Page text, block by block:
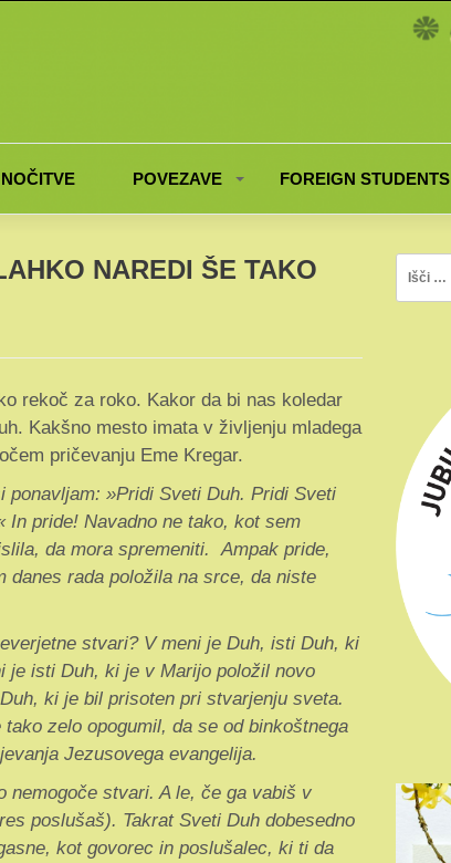
NOČITVE POVEZAVE FOREIGN STUDENTS
NAREDI ŠE TAKO
rekoč za roko. Kakor da bi nas koledar
Kakšno mesto imata v življenju mladega
pričevanju Eme Kregar.
»Pridi Sveti Duh. Pridi Sveti
pride! Navadno ne tako, kot sem
da mora spremeniti. Ampak pride,
danes rada položila na srce, da niste
stvari? V meni je Duh, isti Duh, ki
je isti Duh, ki je v Marijo položil novo
ki je bil prisoten pri stvarjenju sveta.
zelo opogumil, da se od binkoštnega
Jezusovega evangelija.
nemogoče stvari. A le, če ga vabiš v
poslušaš). Takrat Sveti Duh dobesedno
kot govorec in poslušalec, ki ti da
Išči: